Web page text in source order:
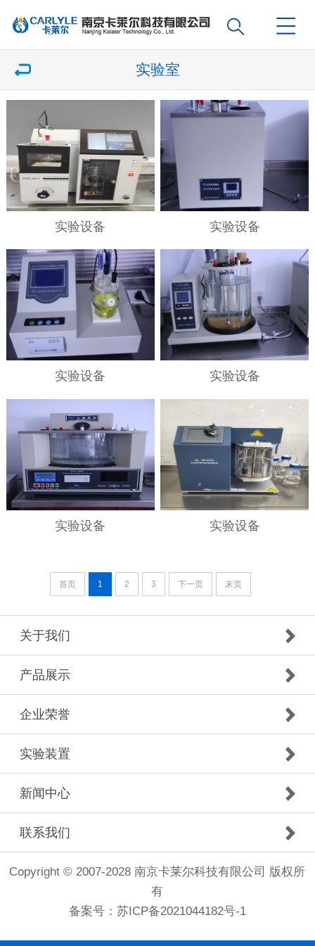
实验室
实验设备 实验设备
实验设备 实验设备
实验设备 实验设备
首页 1 2 3 下一页 末页
关于我们
产品展示
企业荣誉
实验装置
新闻中心
联系我们
Copyright © 2007-2028 南京卡莱尔科技有限公司 版权所
有
备案号： 苏ICP备2021044182号-1